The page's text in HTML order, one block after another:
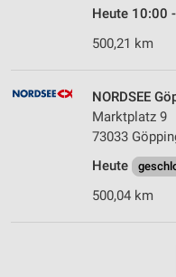
Heute 10:00
500,21 km
NORDSEE
Marktplatz 9
73033
Heute
500,04 km